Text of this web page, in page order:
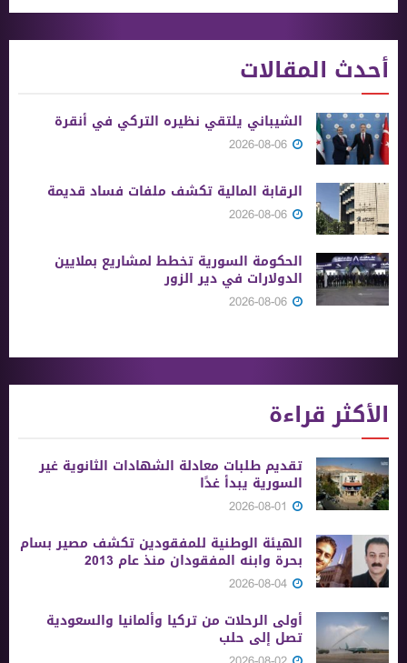
أحدث المقالات
الشيباني يلتقي نظيره التركي في أنقرة
الرقابة المالية تكشف ملفات فساد قديمة
الحكومة السورية تخطط لمشاريع بملايين
الدولارات في دير الزور
الأكثر قراءة
تقديم طلبات معادلة الشهادات الثانوية ‏غير
السورية يبدأ غدًا
الهيئة الوطنية للمفقودين تكشف مصير بسام
بحرة وابنه المفقودان منذ عام 2013
أولى الرحلات من ‏تركيا وألمانيا والسعودية
تصل إلى حلب